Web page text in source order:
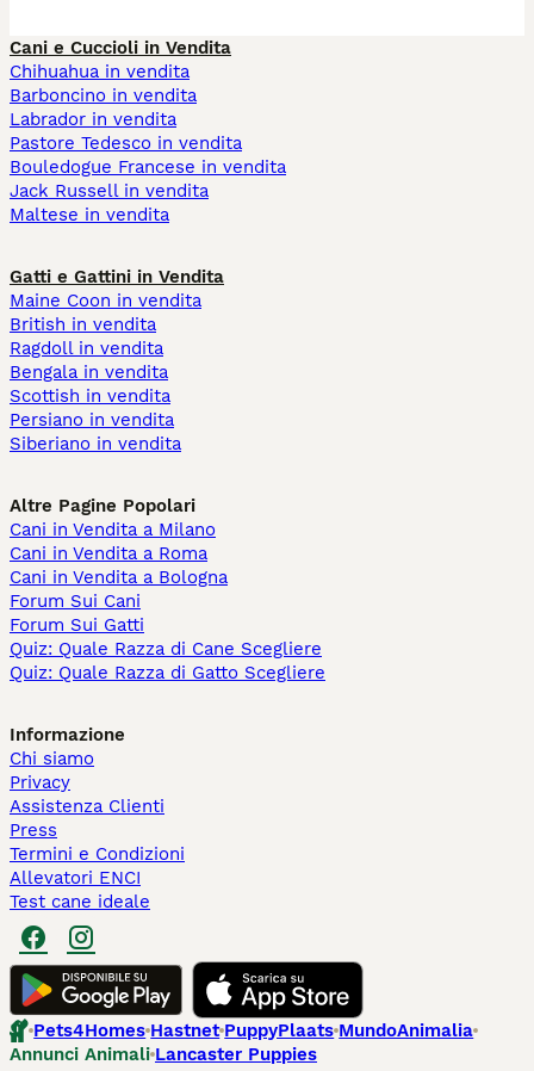
Cani e Cuccioli in Vendita
Chihuahua in vendita
Barboncino in vendita
Labrador in vendita
Pastore Tedesco in vendita
Bouledogue Francese in vendita
Jack Russell in vendita
Maltese in vendita
Gatti e Gattini in Vendita
Maine Coon in vendita
British in vendita
Ragdoll in vendita
Bengala in vendita
Scottish in vendita
Persiano in vendita
Siberiano in vendita
Altre Pagine Popolari
Cani in Vendita a Milano
Cani in Vendita a Roma
Cani in Vendita a Bologna
Forum Sui Cani
Forum Sui Gatti
Quiz: Quale Razza di Cane Scegliere
Quiz: Quale Razza di Gatto Scegliere
Informazione
Chi siamo
Privacy
Assistenza Clienti
Press
Termini e Condizioni
Allevatori ENCI
Test cane ideale
Pets4Homes Hastnet PuppyPlaats MundoAnimalia
Annunci Animali Lancaster Puppies